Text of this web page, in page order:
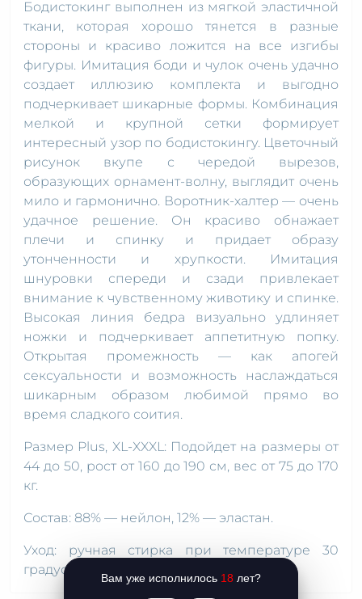
Бодистокинг выполнен из мягкой эластичной
ткани, которая хорошо тянется в разные
стороны и красиво ложится на все изгибы
фигуры. Имитация боди и чулок очень удачно
создает иллюзию комплекта и выгодно
подчеркивает шикарные формы. Комбинация
мелкой и крупной сетки формирует
интересный узор по бодистокингу. Цветочный
рисунок вкупе с чередой вырезов,
образующих орнамент-волну, выглядит очень
мило и гармонично. Воротник-халтер — очень
удачное решение. Он красиво обнажает
плечи и спинку и придает образу
утонченности и хрупкости. Имитация
шнуровки спереди и сзади привлекает
внимание к чувственному животику и спинке.
Высокая линия бедра визуально удлиняет
ножки и подчеркивает аппетитную попку.
Открытая промежность — как апогей
сексуальности и возможность наслаждаться
шикарным образом любимой прямо во
время сладкого соития.
Размер Plus, XL-XXXL: Подойдет на размеры от
44 до 50, рост от 160 до 190 см, вес от 75 до 170
кг.
Состав: 88% — нейлон, 12% — эластан.
Уход: ручная стирка при температуре 30
градусов.
Вам уже исполнилось 18 лет?